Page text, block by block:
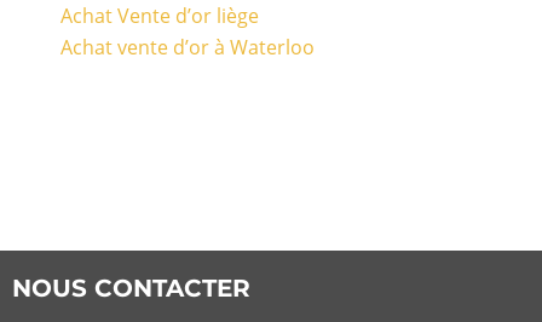
Achat Vente d’or liège
Achat vente d’or à Waterloo
NOUS CONTACTER